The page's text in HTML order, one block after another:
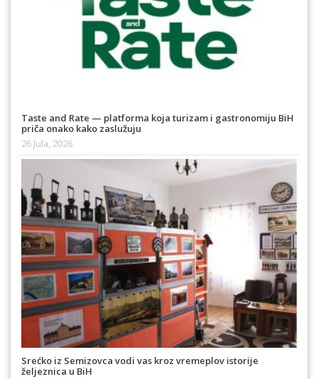
Taste and Rate — platforma koja turizam i gastronomiju BiH
priča onako kako zaslužuju
26 Jula, 2026
Srećko iz Semizovca vodi vas kroz vremeplov istorije
željeznica u BiH